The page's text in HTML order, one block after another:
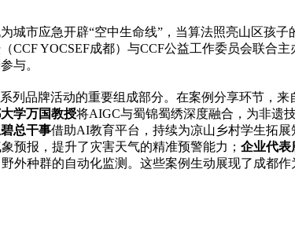
城市应急开辟“空中生命线”，当算法照亮山区
CCF YOCSEF成都）与CCF公益工作委员会联合
与。
列品牌活动的重要组成部分。在案例分享环节，
学万国教授将AIGC与蜀锦蜀绣深度融合，为非遗
总干事借助AI教育平台，持续为凉山乡村学生拓展
预报，提升了灾害天气的精准预警能力； 企业代表
外种群的自动化监测。这些案例生动展现了成都